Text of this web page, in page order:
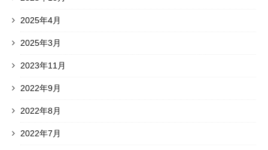
2025年4月
2025年3月
2023年11月
2022年9月
2022年8月
2022年7月